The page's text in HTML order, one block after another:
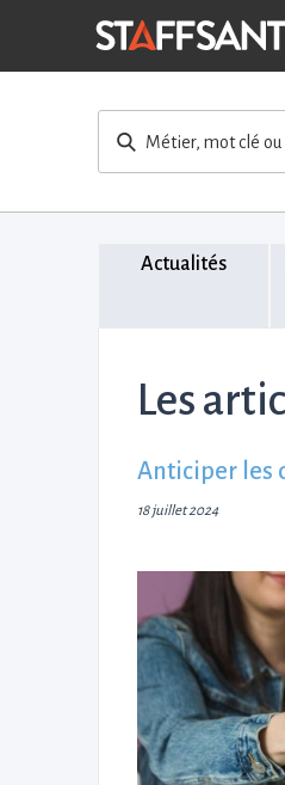
Métier, mot clé ou
Actualités
Les
Anticiper les
18 juillet 2024